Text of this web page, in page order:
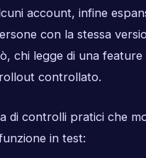
account, infine
con la stessa
chi legge di una
controllato.
di controlli pratici che
in test: